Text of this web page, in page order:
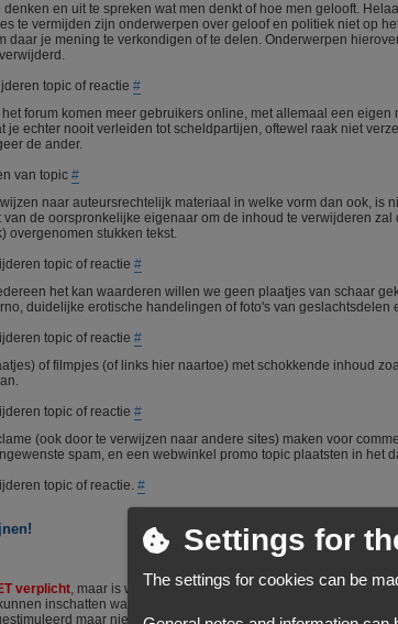
denken en uit te spreken wat men denkt of hoe men gelooft.
te vermijden zijn onderwerpen over geloof en politiek niet op
daar je mening te verkondigen of te delen. Onderwerpen
topic of reactie #
het forum komen meer gebruikers online, met allemaal een
je echter nooit verleiden tot scheldpartijen, oftewel raak niet
de ander.
van topic #
naar auteursrechtelijk materiaal in welke vorm dan ook, is
van de oorspronkelijke eigenaar om de inhoud te verwijderen
overgenomen stukken tekst.
topic of reactie #
het kan waarderen willen we geen plaatjes van schaar
duidelijke erotische handelingen of foto's van geslachtsdelen
topic of reactie #
of filmpjes (of links hier naartoe) met schokkende inhoud
topic of reactie #
(ook door te verwijzen naar andere sites) maken voor
spam, en een webwinkel promo topic plaatsten in het
topic of reactie. #
verplicht , maar is wel zo netjes. Het voordeel van een beetje
inschatten wat je kennisniveau is en je dus sneller en
maar niet verplicht. Echter, het is niet toegestaan om
Settings for
The settings for cookies can be